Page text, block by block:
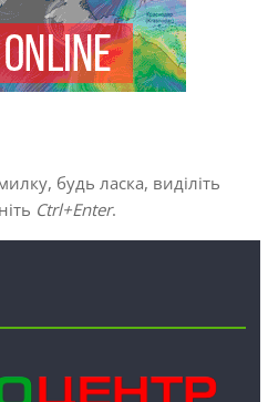
будь ласка, виділіть
Ctrl+Enter.